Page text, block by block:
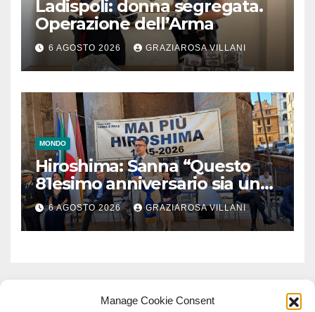
Manage Cookie Consent
Ladispoli: donna segregata.
Operazione dell’Arma
6 AGOSTO 2026 GRAZIAROSA VILLANI
MONDO
Hiroshima: Sanna “Questo
81esimo anniversario sia un
monito per tutti”
6 AGOSTO 2026 GRAZIAROSA VILLANI